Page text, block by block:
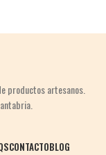
productosartesanos.
CONTACTOBLOG